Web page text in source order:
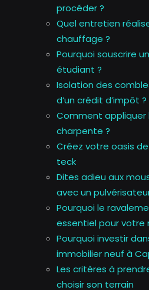
procéder ?
Quel entretien
chauffage ?
Pourquoi souscrire
étudiant ?
Isolation des
d’un crédit d’impôt ?
Comment
charpente ?
Créez votre oasis
teck
Dites adieu aux
avec un
Pourquoi le
essentiel pour votre
Pourquoi investir
immobilier neuf à
Les critères à
choisir son terrain